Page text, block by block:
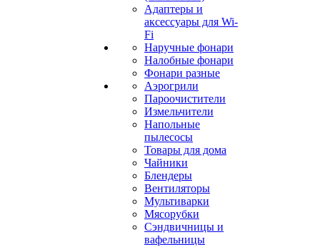
Адаптеры и
аксессуары для Wi-
Fi
Наручные фонари
Налобные фонари
Фонари разные
Аэрогрили
Пароочистители
Измельчители
Напольные
пылесосы
Товары для дома
Чайники
Блендеры
Вентиляторы
Мультиварки
Мясорубки
Сэндвичницы и
вафельницы